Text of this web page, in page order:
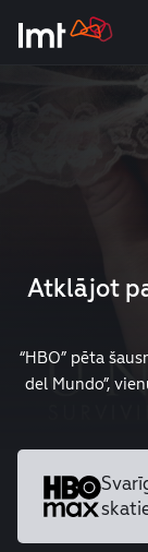
Atklājot
“HBO” pēta
del Mundo”,